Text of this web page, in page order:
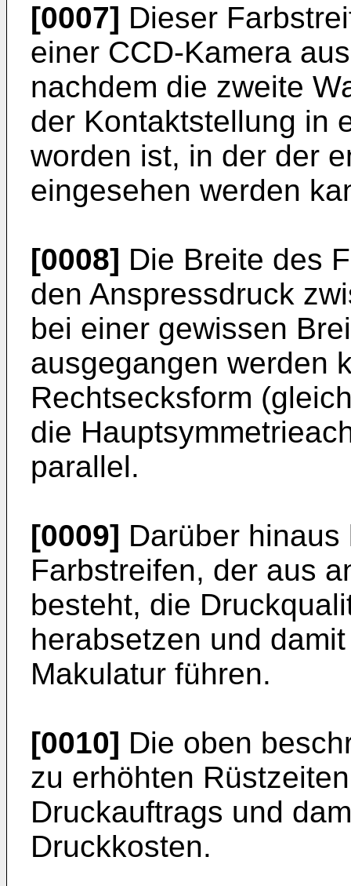
[0007] Dieser
einer CCD-Kamera
nachdem die zweite
der Kontaktstellung in
worden ist, in der der
eingesehen werden
[0008] Die Breite des
den Anspressdruck
bei einer gewissen
ausgegangen werden
Rechtsecksform
die
parallel.
[0009] Darüber
Farbstreifen, der aus
besteht, die
herabsetzen und
Makulatur führen.
[0010] Die oben
zu erhöhten
Druckauftrags und
Druckkosten.